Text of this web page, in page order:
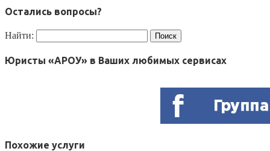
Остались вопросы?
Найти:
Юристы «АРОУ» в Ваших любимых сервисах
Похожие услуги